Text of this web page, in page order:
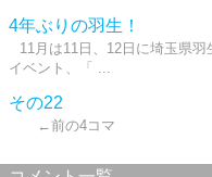
4年ぶりの羽生！
11月は11日、12日に埼玉県
イベント、「 ...
その22
←前の4コマ